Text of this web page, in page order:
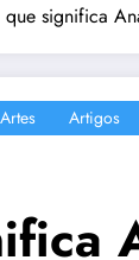
significa
Artes Artigos